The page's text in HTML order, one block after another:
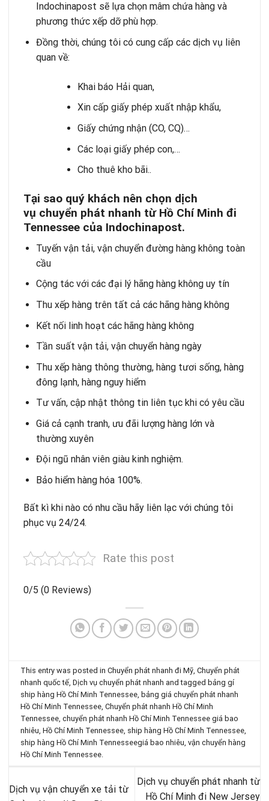
Indochinapost sẽ lựa chọn mâm chứa hàng và
phương thức xếp dỡ phù hợp.
Đồng thời, chúng tôi có cung cấp các dịch vụ liên
quan về:
Khai báo Hải quan,
Xin cấp giấy phép xuất nhập khẩu,
Giấy chứng nhận (CO, CQ)…
Các loại giấy phép con,…
Cho thuê kho bãi..
Tại sao quý khách nên chọn dịch
vụ chuyển phát nhanh từ Hồ Chí Minh đi
Tennessee của Indochinapost.
Tuyến vận tải, vận chuyển đường hàng không toàn
cầu
Cộng tác với các đại lý hãng hàng không uy tín
Thu xếp hàng trên tất cả các hãng hàng không
Kết nối linh hoạt các hãng hàng không
Tần suất vận tải, vận chuyển hàng ngày
Thu xếp hàng thông thường, hàng tươi sống, hàng
đông lạnh, hàng nguy hiểm
Tư vấn, cập nhật thông tin liên tục khi có yêu cầu
Giá cả cạnh tranh, ưu đãi lượng hàng lớn và
thường xuyên
Đội ngũ nhân viên giàu kinh nghiệm.
Bảo hiểm hàng hóa 100%.
Bất kì khi nào có nhu cầu hãy liên lạc với chúng tôi
phục vụ 24/24.
Rate this post
0/5 (0 Reviews)
This entry was posted inChuyển phát nhanh đi Mỹ,Chuyển phát
nhanh quốc tế,Dịch vụ chuyển phát nhanh and tagged bảng gí
ship hàng Hồ Chí Minh Tennessee, bảng giá chuyển phát nhanh
Hồ Chí Minh Tennessee,Chuyển phát nhanh Hồ Chí Minh
Tennessee,chuyển phát nhanh Hồ Chí Minh Tennessee giá bao
nhiêu,Hồ Chí Minh Tennessee, ship hàng Hồ Chí Minh Tennessee,
ship hàng Hồ Chí Minh Tennesseegiá bao nhiêu,vận chuyển hàng
Hồ Chí Minh Tennessee.
Dịch vụ vận chuyển xe tải từ
Dịch vụ chuyển phát nhanh từ
Hồ Chí Minh đi New Jersey